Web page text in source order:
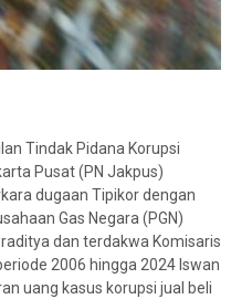
Tindak Pidana Korupsi
Pusat (PN Jakpus)
dugaan Tipikor dengan
Gas Negara (PGN)
dan terdakwa Komisaris
2006 hingga 2024 Iswan
uang kasus korupsi jual beli